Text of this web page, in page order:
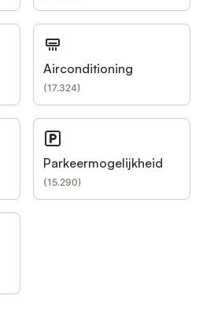
Airconditioning
(17.324)
Parkeermogelijkheid
(15.290)